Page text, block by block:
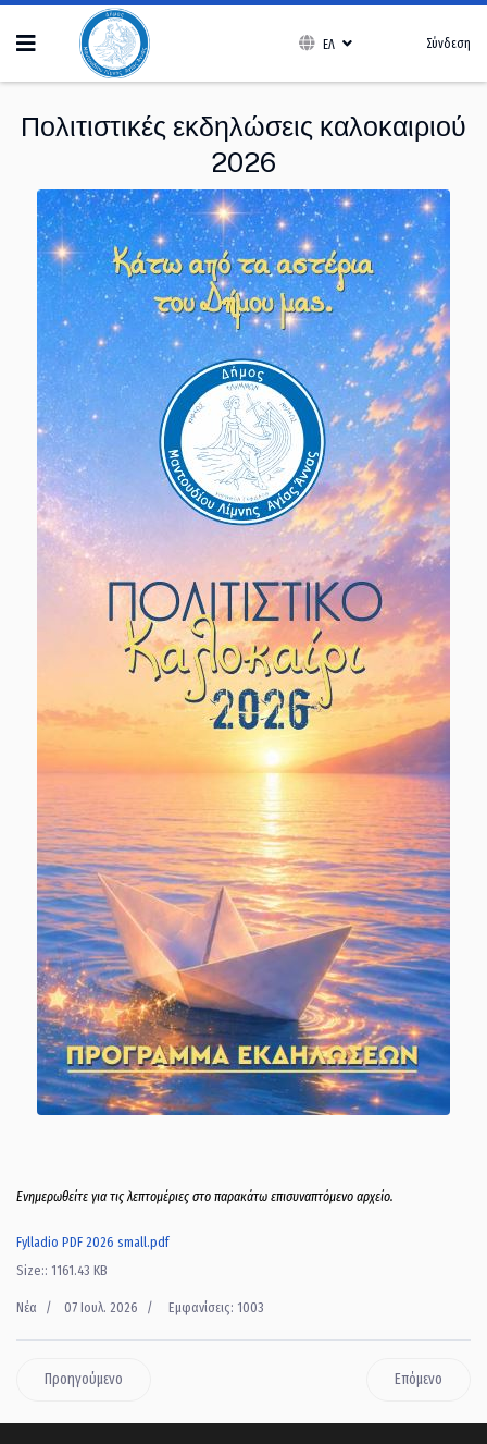
ΕΛ Σύνδεση
Πολιτιστικές εκδηλώσεις καλοκαιριού
2026
Ενημερωθείτε για τις λεπτομέριες στο παρακάτω επισυναπτόμενο αρχείο.
Fylladio PDF 2026 small.pdf
Size:: 1161.43 KB
Νέα 07 Ιουλ. 2026 Εμφανίσεις: 1003
Προηγούμενο Επόμενο